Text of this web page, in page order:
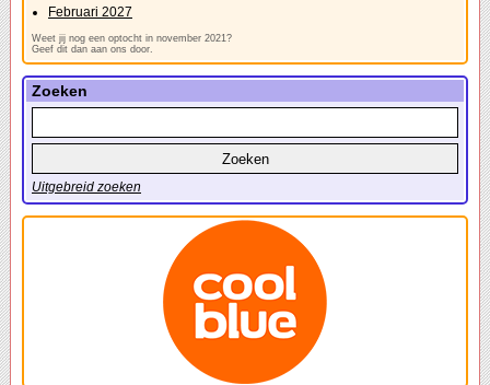
Februari 2027
Weet jij nog een optocht in november 2021?
Geef dit dan aan ons door.
Zoeken
Uitgebreid zoeken